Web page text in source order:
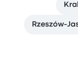
Rzeszów-